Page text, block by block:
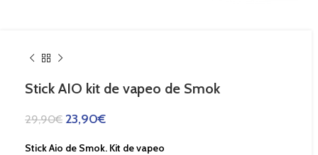
Stick AIO kit de vapeo de Smok
29,90€ 23,90€
Stick Aio de Smok. Kit de vapeo